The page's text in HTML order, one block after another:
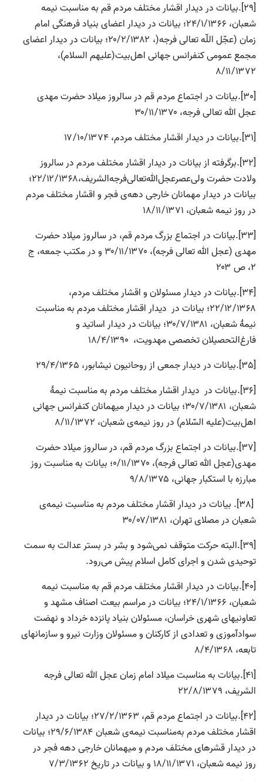
[29].بیانات در دیدار اقشار مختلف مردم قم به مناسبت نیمه
شعبان، ۲۴/۱/۱۳۶۶؛ بیانات در دیدار اعضای بنیاد فرهنگى امام
زمان (عجّل اللّه تعالی فرجه(، ۲۰/۲/۱۳۸۲؛ بیانات در دیدار اعضای‌
مجمع‌ عمومی‌ کنفرانس‌ جهانی‌ اهل‌‌بیت‌‌(علیهم السلام‌)،
۸/۱۱/۱۳۷۲
[30].بیانات در اجتماع مردم قم در سالروز میلاد حضرت مهدی
عجل الله تعالی فرجه، ۳۰/۱۱/۱۳۷۰
[31].بیانات در دیدار اقشار مختلف مردم، ۱۷/۱۰/۱۳۷۴
[32].برگرفته از بیانات در دیدار اقشار مختلف مردم در سالروز
ولادت حضرت ولی‌عصرعجل‌الله‌تعالی‌فرجه‌الشریف،۲۲/۱۲/۱۳۶۸؛
بیانات در دیدار مهمانان خارجی دهه‌ی فجر و اقشار مختلف مردم
در روز نیمه شعبان، ۱۸/۱۱/۱۳۷۱
[33].بیانات در اجتماع بزرگ مردم قم، در سالروز میلاد حضرت
مهدی (عجل الله تعالی فرجه)، ۳۰/۱۱/۱۳۷۰ و در مکتب جمعه، ج
۲، ص ۲۰۳
[34].بیانات در دیدار مسئولان و اقشار مختلف مردم،
۲۲/۱۲/۱۳۶۸؛ بیانات در دیدار اقشار مختلف مردم به مناسبت
نیمۀ شعبان، ۳۰/۷/۱۳۸۱؛ بیانات در دیدار اساتید و
فارغ‌التحصیلان تخصصی مهدویت، ۱۸/۴/۱۳۹۰
[35].بیانات در دیدار جمعی از روحانیون نیشابور، ۲۹/۴/۱۳۶۵
[36].بیانات در دیدار اقشار مختلف مردم به مناسبت نیمۀ
شعبان، ۳۰/۷/۱۳۸۱؛ بیانات در دیدار میهمانان کنفرانس جهانى
اهل‌بیت(علیه ‌السّلام) در روز نیمه‌ی شعبان، ۸/۱۱/۱۳۷۲
[37].بیانات در اجتماع بزرگ مردم قم، در سالروز میلاد حضرت
مهدی(عجل الله تعالی فرجه)، ۰/۱۱/۱۳۷۰؛ بیانات به مناسبت روز
مبارزه با استکبار جهانى، ۹/۸/۱۳۷۵
[38]. بیانات در دیدار اقشار مختلف مردم به مناسبت نیمه‌ی
شعبان در مصلای تهران، ۳۰/۰۷/۱۳۸۱
[39].البته حرکت متوقف نمی‌شود و بشر در بستر عدالت به سمت
توحیدی شدن و اجرای کامل اسلام پیش می‌رود.
[40].بیانات در دیدار اقشار مختلف مردم قم به مناسبت نیمه
شعبان، ۲۴/۱/۱۳۶۶؛ بیانات در مراسم بیعت اصناف مشهد و
تعاونیهاى شهرى خراسان، مسئولان بنیاد پانزده خرداد و نهضت
سوادآموزى و تعدادى از کارکنان و مسئولان وزارت نیرو و سازمانهاى
تابعه، ۸/۴/۱۳۶۸
[41].بیانات به مناسبت میلاد امام زمان عجل الله تعالی فرجه
الشریف، ۲۲/۸/۱۳۷۹
[42].بیانات در اجتماع مردم قم، ۲۷/۲/۱۳۶۳؛ بیانات در دیدار
اقشار مختلف مردم به‌مناسبت نیمه‌ی شعبان‌ ۲۹/۶/۱۳۸۴؛ بیانات
در دیدار قشرهای مختلف مردم و میهمانان خارجی دهه فجر در
روز نیمه شعبان، ۱۸/۱۱/۱۳۷۱ و بیانات در تاریخ ۷/۳/۱۳۶۲